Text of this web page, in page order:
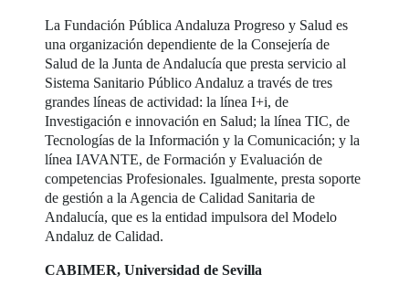
La Fundación Pública Andaluza Progreso y Salud es
una organización dependiente de la Consejería de
Salud de la Junta de Andalucía que presta servicio al
Sistema Sanitario Público Andaluz a través de tres
grandes líneas de actividad: la línea I+i, de
Investigación e innovación en Salud; la línea TIC, de
Tecnologías de la Información y la Comunicación; y la
línea IAVANTE, de Formación y Evaluación de
competencias Profesionales. Igualmente, presta soporte
de gestión a la Agencia de Calidad Sanitaria de
Andalucía, que es la entidad impulsora del Modelo
Andaluz de Calidad.
CABIMER, Universidad de Sevilla